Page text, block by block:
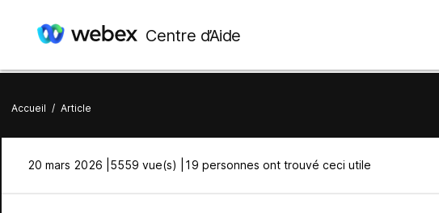
Centre d’Aide
Accueil / Article
20 mars 2026 | 5559 vue(s) | 19 personnes ont trouvé ceci utile